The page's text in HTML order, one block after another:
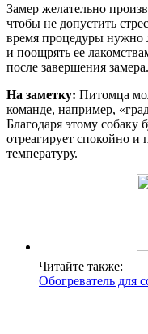
Замер желательно
чтобы не допустить
время процедуры нужно
и поощрять ее
после завершения замера.
На заметку: Питомца
команде, например,
Благодаря этому собаку
отреагирует спокойно и
температуру.
Читайте также:
Обогреватель для